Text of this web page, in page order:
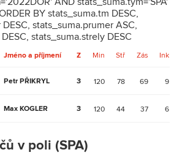
AND stats_suma.tym='SPA'
BY stats_suma.tm DESC,
stats_suma.prumer ASC,
stats_suma.strely DESC
Jméno a příjmení Z Min Stř Zás Ink
Petr PŘIKRYL 3 120 78 69 9
Max KOGLER 3 120 44 37 6
v poli (SPA)